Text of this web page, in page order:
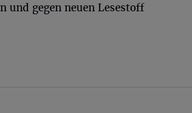
und gegen neuen Lesestoff